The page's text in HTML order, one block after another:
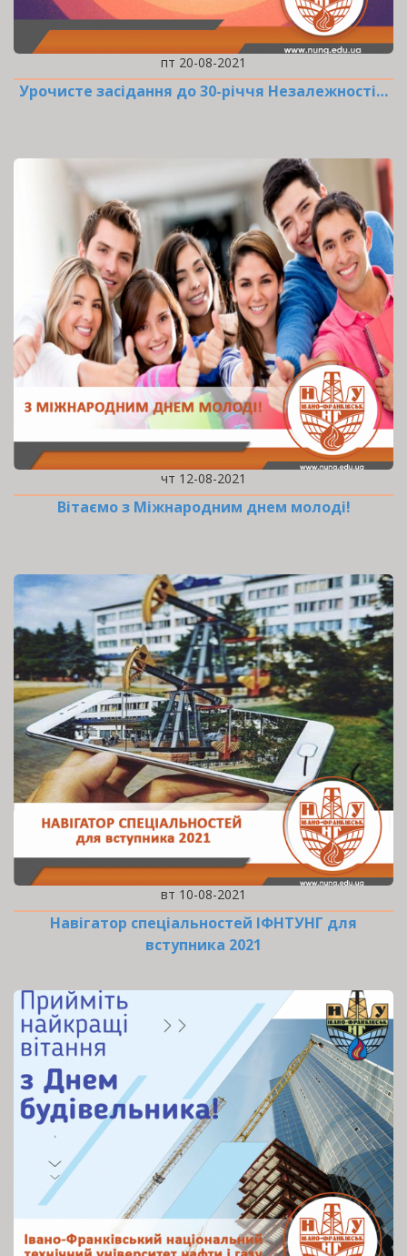
пт 20-08-2021
Урочисте засідання до 30-річчя Незалежності…
чт 12-08-2021
Вітаємо з Міжнародним днем молоді!
вт 10-08-2021
Навігатор спеціальностей ІФНТУНГ для
вступника 2021